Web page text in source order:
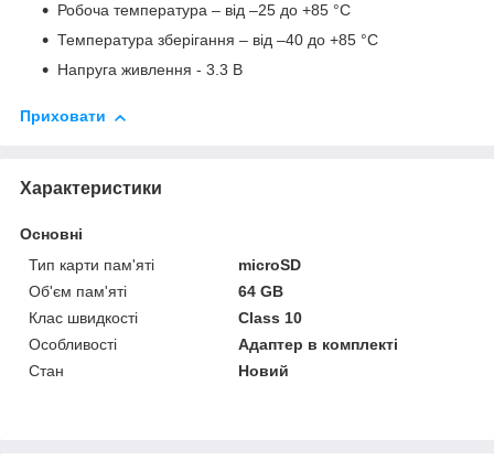
Робоча температура – від –25 до +85 °C
Температура зберігання – від –40 до +85 °C
Напруга живлення - 3.3 В
Приховати
Характеристики
Основні
Тип карти пам'яті
microSD
Об'єм пам'яті
64 GB
Клас швидкості
Class 10
Особливості
Адаптер в комплекті
Стан
Новий